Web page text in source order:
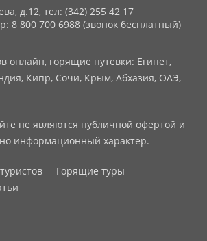
д.12, тел: (342) 255 42 17
8 800 700 6988 (звонок бесплатный)
онлайн, горящие путевки: Египет,
Кипр, Сочи, Крым, Абхазия, ОАЭ,
не являются публичной офертой и
информационный характер.
Горящие туры